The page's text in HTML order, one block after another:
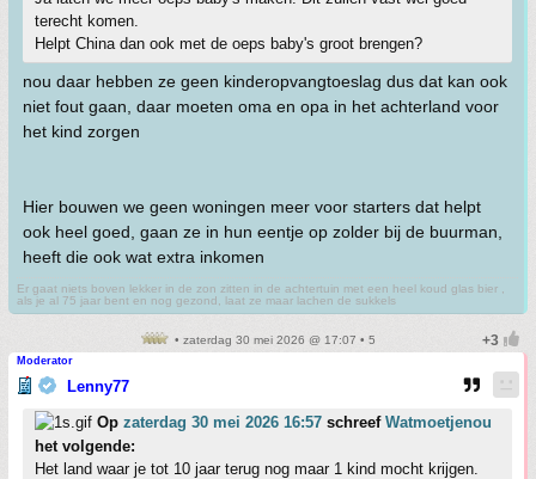
terecht komen.
Helpt China dan ook met de oeps baby's groot brengen?
nou daar hebben ze geen kinderopvangtoeslag dus dat kan ook
niet fout gaan, daar moeten oma en opa in het achterland voor
het kind zorgen
Hier bouwen we geen woningen meer voor starters dat helpt
ook heel goed, gaan ze in hun eentje op zolder bij de buurman,
heeft die ook wat extra inkomen
Er gaat niets boven lekker in de zon zitten in de achtertuin met een heel koud glas bier ,
als je al 75 jaar bent en nog gezond, laat ze maar lachen de sukkels
• zaterdag 30 mei 2026 @ 17:07 • 5
Moderator
Lenny77
Op zaterdag 30 mei 2026 16:57 schreef Watmoetjenou
het volgende:
Het land waar je tot 10 jaar terug nog maar 1 kind mocht krijgen.